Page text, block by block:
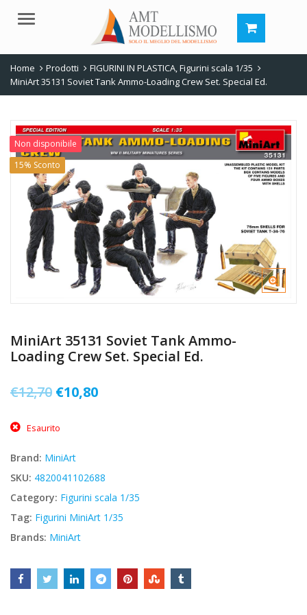
Menu
Home Prodotti FIGURINI IN PLASTICA,Figurini scala 1/35
MiniArt 35131 Soviet Tank Ammo-Loading Crew Set. Special Ed.
Non disponibile
15% Sconto
MiniArt 35131 Soviet Tank Ammo-
Loading Crew Set. Special Ed.
€12,70 Il
originale
era:
€12,70.
€10,80Il
€10,80.
Esaurito
Brand: MiniArt
SKU: 4820041102688
Category: Figurini scala 1/35
Tag: Figurini MiniArt 1/35
Brands: MiniArt